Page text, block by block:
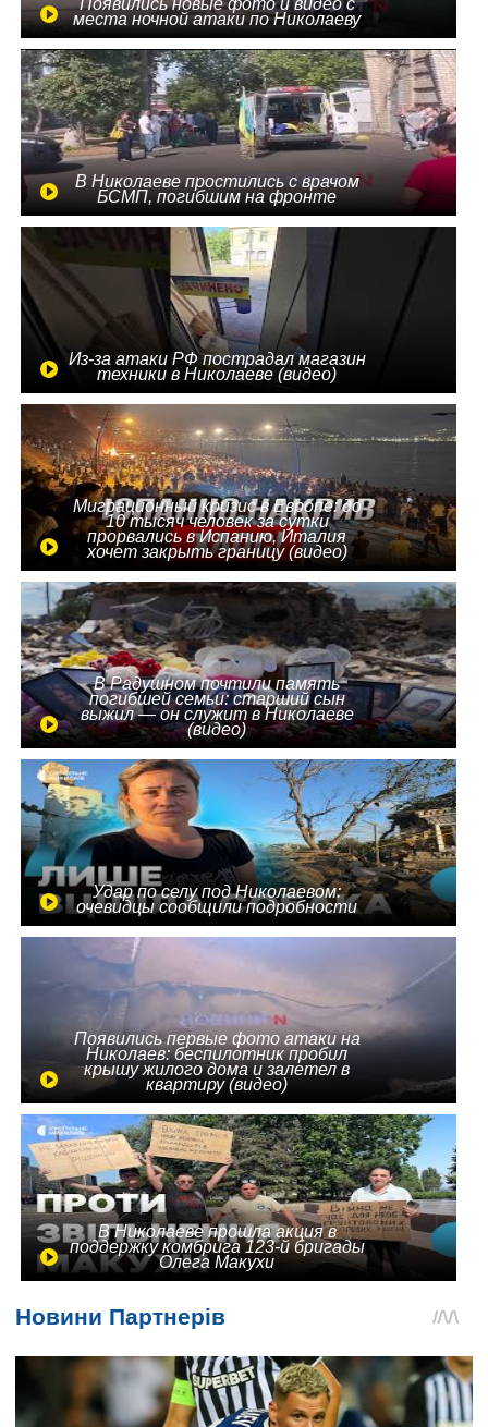
Появились новые фото и видео с
места ночной атаки по Николаеву
В Николаеве простились с врачом
БСМП, погибшим на фронте
Из-за атаки РФ пострадал магазин
техники в Николаеве (видео)
Миграционный кризис в Европе: до
10 тысяч человек за сутки
прорвались в Испанию, Италия
хочет закрыть границу (видео)
В Радушном почтили память
погибшей семьи: старший сын
выжил — он служит в Николаеве
(видео)
Удар по селу под Николаевом:
очевидцы сообщили подробности
Появились первые фото атаки на
Николаев: беспилотник пробил
крышу жилого дома и залетел в
квартиру (видео)
В Николаеве прошла акция в
поддержку комбрига 123-й бригады
Олега Макухи